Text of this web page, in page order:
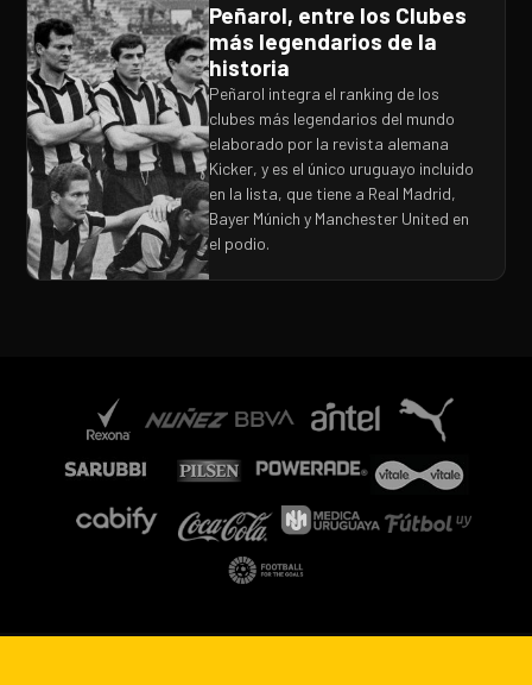
Peñarol, entre los Clubes
más legendarios de la
historia
Peñarol integra el ranking de los
clubes más legendarios del mundo
elaborado por la revista alemana
Kicker, y es el único uruguayo incluido
en la lista, que tiene a Real Madrid,
Bayer Múnich y Manchester United en
el podio.